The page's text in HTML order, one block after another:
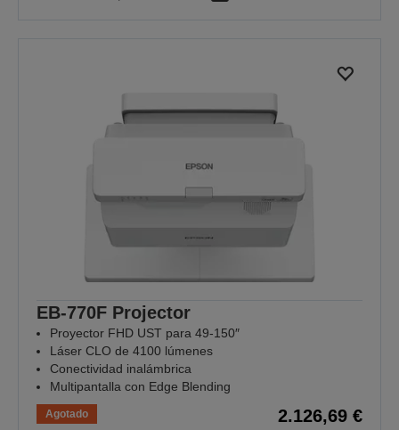
EB-770F Projector
Proyector FHD UST para 49-150″
Láser CLO de 4100 lúmenes
Conectividad inalámbrica
Multipantalla con Edge Blending
Agotado 2.126,69 €